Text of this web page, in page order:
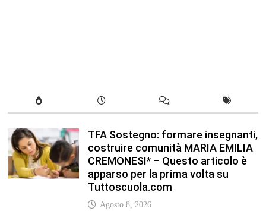
TFA Sostegno: formare insegnanti,
costruire comunità MARIA EMILIA
CREMONESI* – Questo articolo è
apparso per la prima volta su
Tuttoscuola.com
Agosto 8, 2026